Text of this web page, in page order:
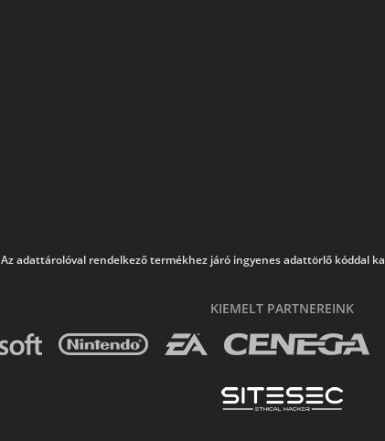
Az adattárolóval rendelkező termékhez járó ingyenes adattörlő kóddal
KIEMELT PARTNEREINK